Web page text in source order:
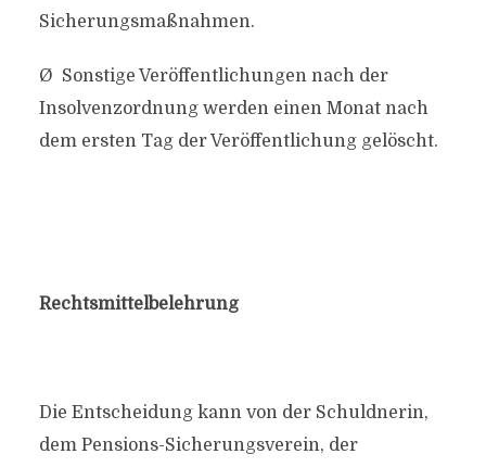
Sicherungsmaßnahmen.
Ø Sonstige Veröffentlichungen nach der
Insolvenzordnung werden einen Monat nach
dem ersten Tag der Veröffentlichung gelöscht.
Rechtsmittelbelehrung
Die Entscheidung kann von der Schuldnerin,
dem Pensions-Sicherungsverein, der